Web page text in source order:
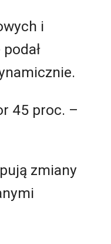
i
45 proc. –
zmiany